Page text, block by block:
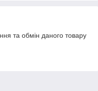
та обмін даного товару